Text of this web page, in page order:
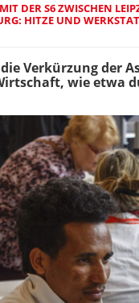
DER S6 ZWISCHEN
HITZE UND
Verkürzung der
wie etwa